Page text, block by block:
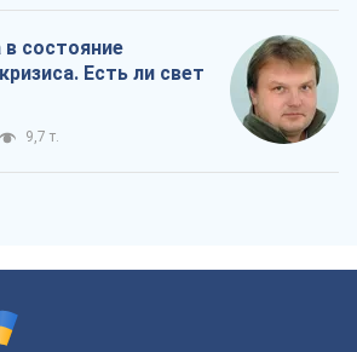
в состояние
Есть ли свет
9,7 т.